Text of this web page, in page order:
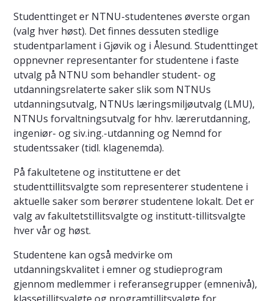
Studenttinget er NTNU-studentenes øverste organ
(valg hver høst). Det finnes dessuten stedlige
studentparlament i Gjøvik og i Ålesund. Studenttinget
oppnevner representanter for studentene i faste
utvalg på NTNU som behandler student- og
utdanningsrelaterte saker slik som NTNUs
utdanningsutvalg, NTNUs læringsmiljøutvalg (LMU),
NTNUs forvaltningsutvalg for hhv. lærerutdanning,
ingeniør- og siv.ing.-utdanning og Nemnd for
studentssaker (tidl. klagenemda).
På fakultetene og instituttene er det
studenttillitsvalgte som representerer studentene i
aktuelle saker som berører studentene lokalt. Det er
valg av fakultetstillitsvalgte og institutt-tillitsvalgte
hver vår og høst.
Studentene kan også medvirke om
utdanningskvalitet i emner og studieprogram
gjennom medlemmer i referansegrupper (emnenivå),